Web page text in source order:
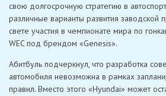
свою долгосрочную стратегию в
различные варианты развития заводской
свете участия в чемпионате мира по
WEC под брендом «Genesis».
Абитбуль подчеркнул, что разработка
автомобиля невозможна в рамках
правил. Вместо этого «Hyundai» может